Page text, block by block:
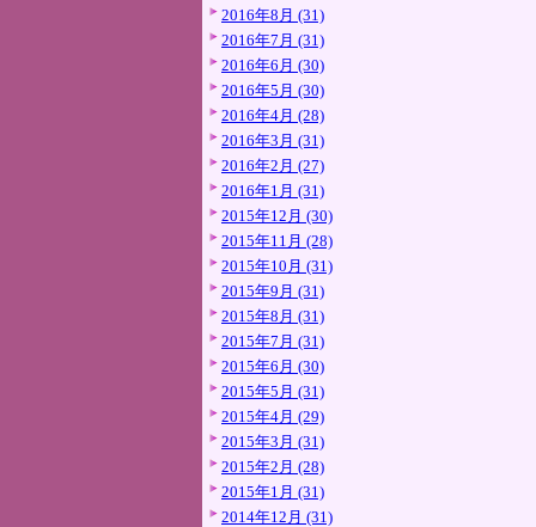
2016年8月 (31)
2016年7月 (31)
2016年6月 (30)
2016年5月 (30)
2016年4月 (28)
2016年3月 (31)
2016年2月 (27)
2016年1月 (31)
2015年12月 (30)
2015年11月 (28)
2015年10月 (31)
2015年9月 (31)
2015年8月 (31)
2015年7月 (31)
2015年6月 (30)
2015年5月 (31)
2015年4月 (29)
2015年3月 (31)
2015年2月 (28)
2015年1月 (31)
2014年12月 (31)